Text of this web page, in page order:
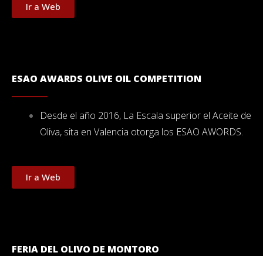
Ir a Web
ESAO AWARDS OLIVE OIL COMPETITION
Desde el año 2016, La Escala superior el Aceite de
Oliva, sita en Valencia otorga los ESAO AWORDS.
Ir a Web
FERIA DEL OLIVO DE MONTORO